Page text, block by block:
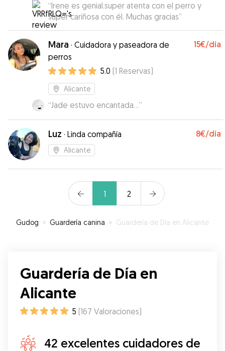
“Irene es genial.super atenta con el perro y
súper cariñosa con él. Muchas gracias”
Mara · Cuidadora y paseadora de
perros
15€/día
5.0 (1 Reservas)
Alicante
“Jade estuvo encantada...”
Luz · Linda compañía 8€/día
Alicante
1 2
Gudog » Guardería canina » Guardería de Día en Alicante
Guardería de Día en
Alicante
5 (167 Valoraciones)
42 excelentes cuidadores de